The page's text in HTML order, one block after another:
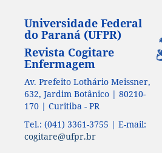
Universidade Federal
do Paraná (UFPR)
Revista Cogitare
Enfermagem
Av. Prefeito Lothário Meissner,
632, Jardim Botânico | 80210-
170 | Curitiba - PR
Tel.: (041) 3361-3755 | E-mail:
cogitare@ufpr.br